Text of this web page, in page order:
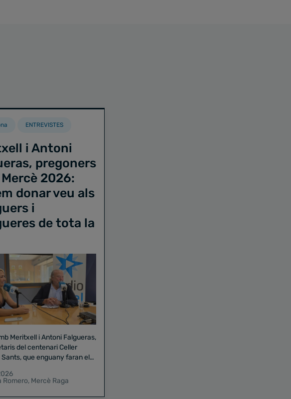
ENTREVISTES
i Antoni
pregoners
2026:
donar veu als
i
de tota la
Meritxell i Antoni Falgueras,
del centenari Celler
Sants, que enguany faran el
Romero, Mercè Raga